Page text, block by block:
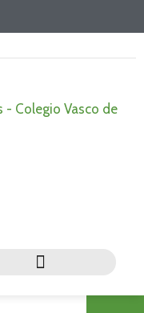
- Colegio Vasco de